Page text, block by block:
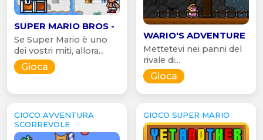
SUPER MARIO BROS -
Se Super Mario è uno
dei vostri miti, allora...
Gioca
WARIO'S ADVENTURE
Mettetevi nei panni del
rivale di...
Gioca
GIOCO AVVENTURA
SCORREVOLE
GIOCO SUPER MARIO